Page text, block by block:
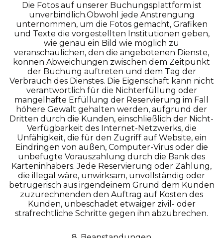
Die Fotos auf unserer Buchungsplattform ist
unverbindlich.Obwohl jede Anstrengung
unternommen, um die Fotos gemacht, Grafiken
und Texte die vorgestellten Institutionen geben,
wie genau ein Bild wie möglich zu
veranschaulichen, den die angebotenen Dienste,
können Abweichungen zwischen dem Zeitpunkt
der Buchung auftreten und dem Tag der
Verbrauch des Dienstes. Die Eigenschaft kann nicht
verantwortlich für die Nichterfüllung oder
mangelhafte Erfüllung der Reservierung im Fall
höhere Gewalt gehalten werden, aufgrund der
Dritten durch die Kunden, einschließlich der Nicht-
Verfügbarkeit des Internet-Netzwerks, die
Unfähigkeit, die für den Zugriff auf Website, ein
Eindringen von außen, Computer-Virus oder die
unbefugte Vorauszahlung durch die Bank des
Karteninhabers. Jede Reservierung oder Zahlung,
die illegal wäre, unwirksam, unvollständig oder
betrügerisch aus irgendeinem Grund dem Kunden
zuzurechnenden den Auftrag auf Kosten des
Kunden, unbeschadet etwaiger zivil- oder
strafrechtliche Schritte gegen ihn abzubrechen.